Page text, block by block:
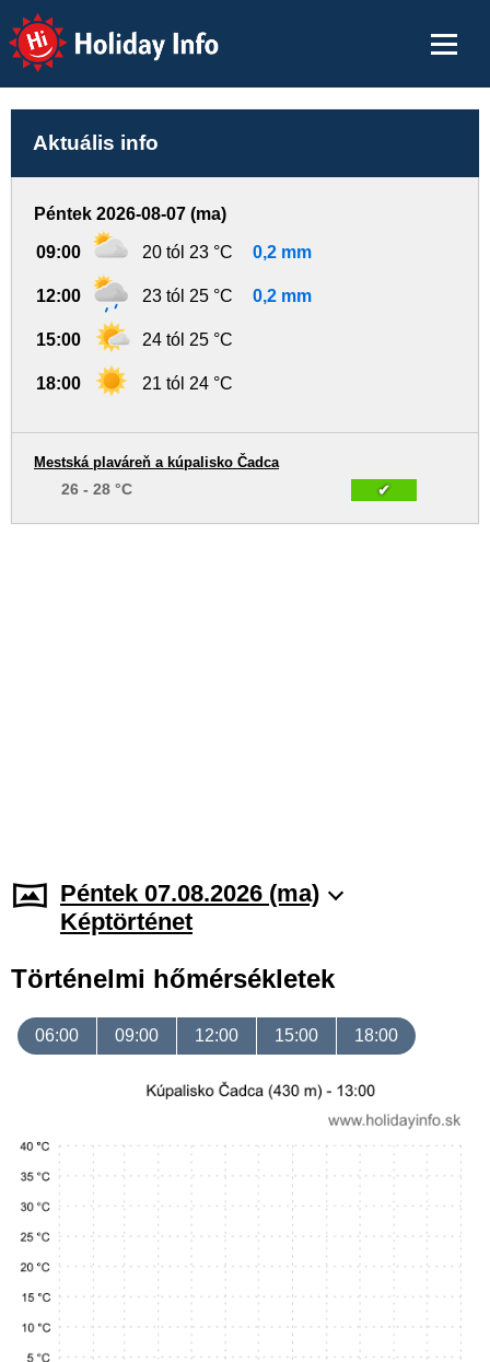
Holiday Info
Aktuális info
Péntek 2026-08-07 (ma)
09:00 20 tól 23 °C 0,2 mm
12:00 23 tól 25 °C 0,2 mm
15:00 24 tól 25 °C
18:00 21 tól 24 °C
✔
Mestská plaváreň a kúpalisko Čadca
26 - 28 °C
Péntek 07.08.2026 (ma)
Képtörténet
Történelmi hőmérsékletek
06:00 09:00 12:00 15:00 18:00